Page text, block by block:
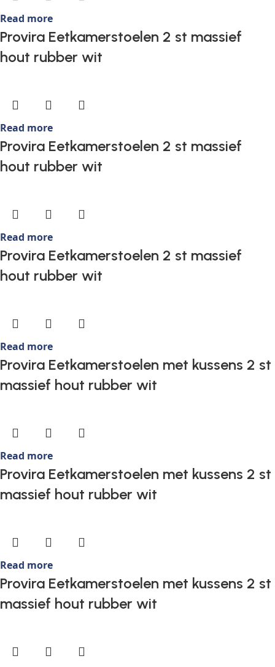
Read more
Provira Eetkamerstoelen 2 st massief
hout rubber wit
Read more
Provira Eetkamerstoelen 2 st massief
hout rubber wit
Read more
Provira Eetkamerstoelen 2 st massief
hout rubber wit
Read more
Provira Eetkamerstoelen met kussens 2 st
massief hout rubber wit
Read more
Provira Eetkamerstoelen met kussens 2 st
massief hout rubber wit
Read more
Provira Eetkamerstoelen met kussens 2 st
massief hout rubber wit